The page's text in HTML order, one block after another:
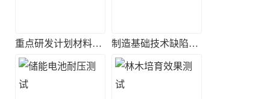
重点研发计划材料测试 制造基础技术缺陷分析